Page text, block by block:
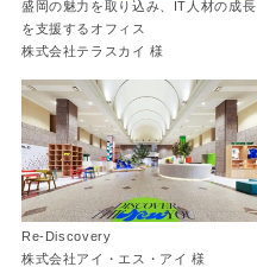
盛岡の魅力を取り込み、IT人材の成長
を支援するオフィス
株式会社テラスカイ 様
Re-Discovery
株式会社アイ・エス・アイ 様